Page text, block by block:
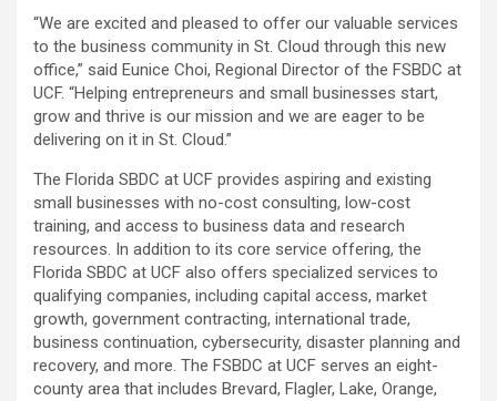
“We are excited and pleased to offer our valuable services
to the business community in St. Cloud through this new
office,” said Eunice Choi, Regional Director of the FSBDC at
UCF. “Helping entrepreneurs and small businesses start,
grow and thrive is our mission and we are eager to be
delivering on it in St. Cloud.”
The Florida SBDC at UCF provides aspiring and existing
small businesses with no-cost consulting, low-cost
training, and access to business data and research
resources. In addition to its core service offering, the
Florida SBDC at UCF also offers specialized services to
qualifying companies, including capital access, market
growth, government contracting, international trade,
business continuation, cybersecurity, disaster planning and
recovery, and more. The FSBDC at UCF serves an eight-
county area that includes Brevard, Flagler, Lake, Orange,